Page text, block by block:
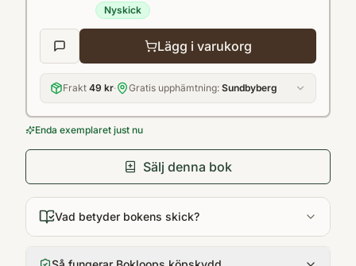
perfect, anyway?
Nyskick
Lägg i varukorg
Frakt 49 kr· Gratis upphämtning: Sundbyberg
Enda exemplaret just nu
Sälj denna bok
Vad betyder bokens skick?